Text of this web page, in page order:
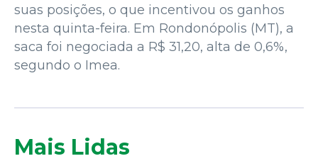
suas posições, o que incentivou os ganhos
nesta quinta-feira. Em Rondonópolis (MT), a
saca foi negociada a R$ 31,20, alta de 0,6%,
segundo o Imea.
Mais Lidas